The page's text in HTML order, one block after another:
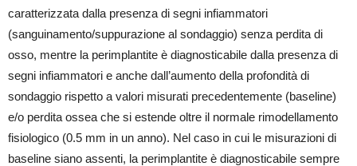
caratterizzata dalla presenza di segni infiammatori
(sanguinamento/suppurazione al sondaggio) senza perdita di
osso, mentre la perimplantite è diagnosticabile dalla presenza di
segni infiammatori e anche dall’aumento della profondità di
sondaggio rispetto a valori misurati precedentemente (baseline)
e/o perdita ossea che si estende oltre il normale rimodellamento
fisiologico (0.5 mm in un anno). Nel caso in cui le misurazioni di
baseline siano assenti, la perimplantite è diagnosticabile sempre